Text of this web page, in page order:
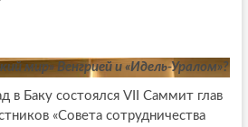
мир» Венгрией и «Идель-Уралом»?
в Баку состоялся VII Саммит глав
«Совета сотрудничества